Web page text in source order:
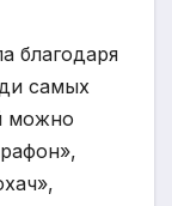
благодаря
самых
можно